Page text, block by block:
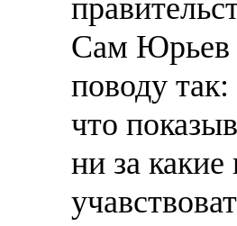
Сам Юрьев
поводу
что
ни за